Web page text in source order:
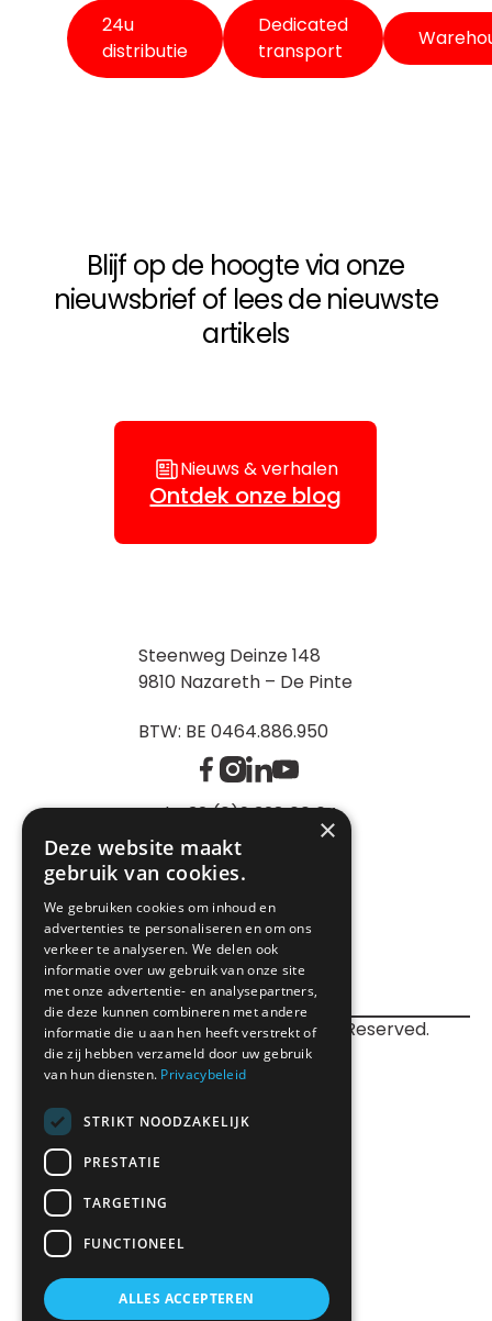
24u
distributie
Dedicated
transport
Blijf op de hoogte via onze
nieuwsbrief of lees de nieuwste
artikels
Nieuws & verhalen
Ontdek onze blog
Steenweg Deinze 148
9810 Nazareth – De Pinte
BTW: BE 0464.886.950
Tel: +32 (0)9 328 60 64
Fax: +32 (0)9 328 72 63
transport@xwift.be
2026Webdrift Copyright. All Rights Reserved.
Privacy PolicyAlgemene voorwaarden
Klokkenluidersbeleid
×
Deze website maakt
gebruik van cookies.
We gebruiken cookies om inhoud en
advertenties te personaliseren en om ons
verkeer te analyseren. We delen ook
informatie over uw gebruik van onze site
met onze advertentie- en analysepartners,
die deze kunnen combineren met andere
informatie die u aan hen heeft verstrekt of
die zij hebben verzameld door uw gebruik
van hun diensten. Privacybeleid
STRIKT NOODZAKELIJK
PRESTATIE
TARGETING
FUNCTIONEEL
ALLES ACCEPTEREN